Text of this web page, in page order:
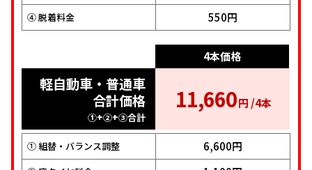
④ 脱着料金 550円
4本価格
軽自動車・普通車
合計価格
①+②+③合計
11,660円 /4本
① 組替・バランス調整 6,600円
② 廃タイヤ料金 275円
440円
④ 脱着料金 550円
4本価格
軽自動車・普通車
（扁平率55以
③ バルブ交換 440円
④ 脱着料金 550円
4本価格
1BOX・SUV（扁
平率55以下）
合計価格
①+②+③合計
16,060円 /4本